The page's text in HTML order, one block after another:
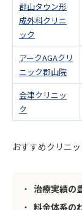
郡山タウン形
成外科クリニ
ック
アークAGAクリ
ニック郡山院
会津クリニッ
ク
おすすめクリニ
治療実績の
料金体系の